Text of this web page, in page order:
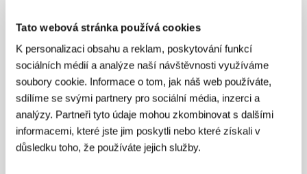
Tato webová stránka používá cookies
K personalizaci obsahu a reklam, poskytování funkcí
sociálních médií a analýze naší návštěvnosti využíváme
soubory cookie. Informace o tom, jak náš web používáte,
sdílíme se svými partnery pro sociální média, inzerci a
analýzy. Partneři tyto údaje mohou zkombinovat s dalšími
informacemi, které jste jim poskytli nebo které získali v
důsledku toho, že používáte jejich služby.
Režie: Pierfrancesco Diliberto / Itálie, 2026, 115 min
Sobota 4. 7. / 10:00 Císařské lázně 2S1
Čtvrtek 9. 7. / 16:00
Pátek 10. 7. / 19:00 Kongresový sál 836